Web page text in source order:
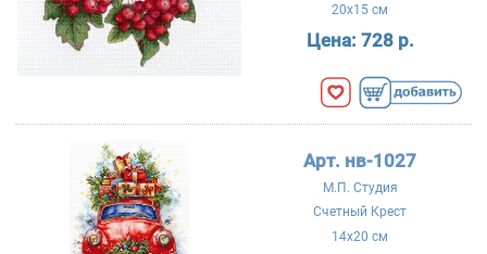
20x15 см
Цена: 728 р.
Арт. нв-1027
М.П. Студия
Счетный Крест
14x20 см